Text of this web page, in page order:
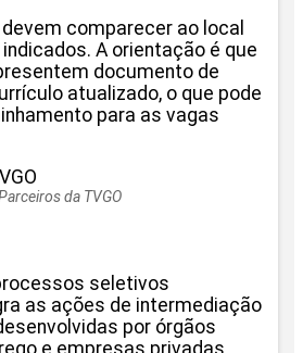
comparecer ao local
A orientação é que
documento de
atualizado, o que pode
para as vagas
da TVGO
seletivos
as ações de intermediação
por órgãos